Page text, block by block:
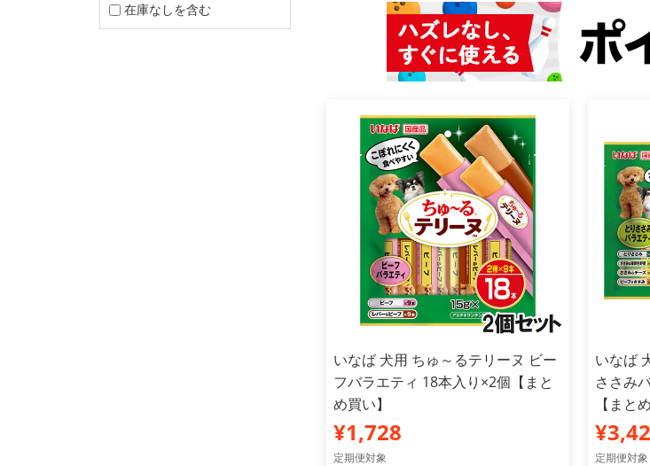
在庫なしを含む
いなば 犬用 ちゅ～るテリーヌ ビー
フバラエティ 18本入り×2個【まと
め買い】
¥1,728
定期便対象
いなば
ささみ
【まと
定期便対象